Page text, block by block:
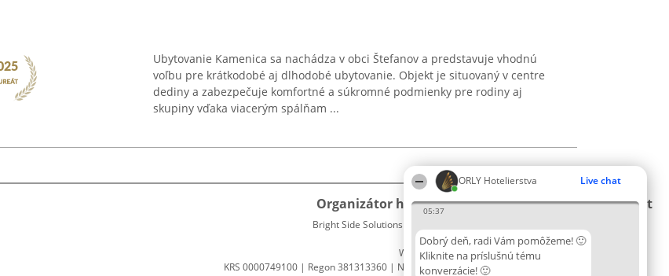
ORLY Hotelierstva Live chat
05:37
Dobrý deň, radi Vám pomôžeme! 🙂
Kliknite na príslušnú tému
konverzácie! 🙂
Ubytovanie Kamenica sa nachádza v obci Štefanov a predstavuje vhodnú
voľbu pre krátkodobé aj dlhodobé ubytovanie. Objekt je situovaný v centre
dediny a zabezpečuje komfortné a súkromné podmienky pre rodiny aj
skupiny vďaka viacerým spálňam ...
Organizátor hodnotenia
Bright Side Solutions sp. z o. o. sp. k.
ul. Ruska 22
Wrocław 50-079
KRS 0000749100 | Regon 381313360 | NIP 8943132676
Hodnotenie
Lista
wszystkich
Kontakt